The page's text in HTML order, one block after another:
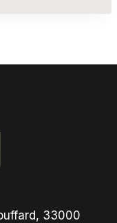
33000